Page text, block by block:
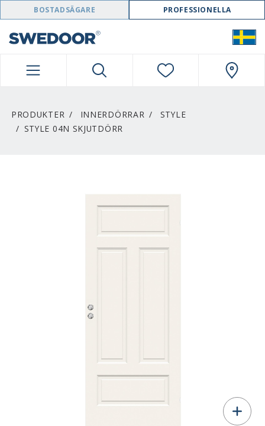
SWEDOOR NAVIGATION
BOSTADSÄGARE PROFESSIONELLA
PRODUKTER INNERDÖRRAR
STYLE
STYLE 04N SKJUTDÖRR